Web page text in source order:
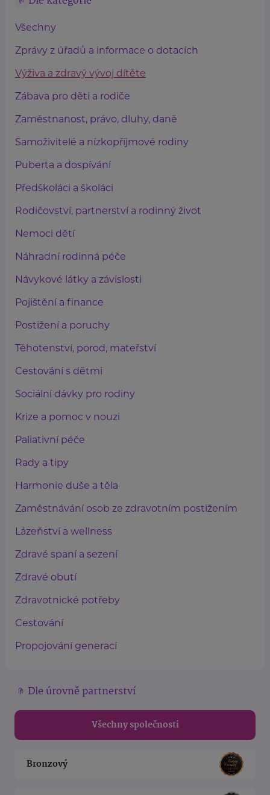
Všechny
Zprávy z úřadů a informace o dotacích
Výživa a zdravý vývoj dítěte
Zábava pro děti a rodiče
Zaměstnanost, právo, dluhy, daně
Samoživitelé a nízkopříjmové rodiny
Puberta a dospívání
Předškoláci a školáci
Rodičovství, partnerství a rodinný život
Nemoci dětí
Náhradní rodinná péče
Návykové látky a závislosti
Pojištění a finance
Postižení a poruchy
Těhotenství, porod, mateřství
Cestování s dětmi
Sociální dávky pro rodiny
Krize a pomoc v nouzi
Paliativní péče
Rady a tipy
Harmonie duše a těla
Zaměstnávání osob ze zdravotním postižením
Lázeňství a wellness
Zdravé spaní a sezení
Zdravé obutí
Zdravotnické potřeby
Cestování
Propojování generací
Dle úrovně partnerství
Všechny společnosti
Bronzový